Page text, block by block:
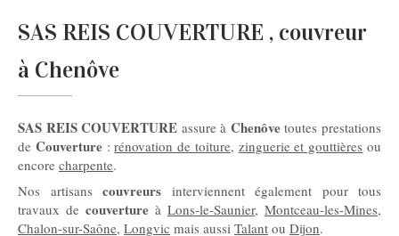
SAS REIS COUVERTURE , couvreur
à Chenôve
SAS REIS COUVERTURE assure à Chenôvetoutes prestations
de Couverture:rénovation de toiture, zinguerie et gouttières ou
encore charpente.
Nos artisans couvreurs interviennent également pour tous
travaux de couverture à Lons-le-Saunier, Montceau-les-Mines,
Chalon-sur-Saône, Longvic mais aussi Talant ou Dijon.